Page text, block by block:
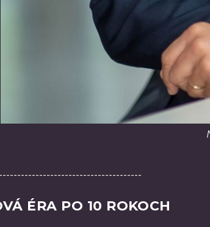
ÉRA PO 10 ROKOCH